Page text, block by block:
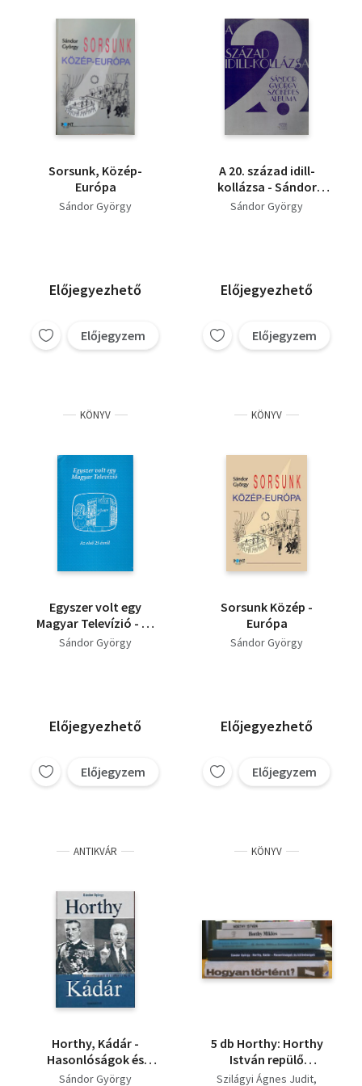
Sorsunk, Közép-
Európa
Sándor György
Előjegyezhető
Előjegyzem
A 20. század idill-
kollázsa - Sándor
György szóképes
Sándor György
Előjegyezhető
Előjegyzem
KÖNYV
Egyszer volt egy
Magyar Televízió - Az
első 25 évről
Sándor György
Előjegyezhető
Előjegyzem
KÖNYV
Sorsunk Közép -
Európa
Sándor György
Előjegyezhető
Előjegyzem
ANTIKVÁR
Horthy, Kádár -
Hasonlóságok és
különbségek
Sándor György
KÖNYV
5 db Horthy: Horthy
István repülő
főhadnagy tragikus
Szilágyi Ágnes Judit